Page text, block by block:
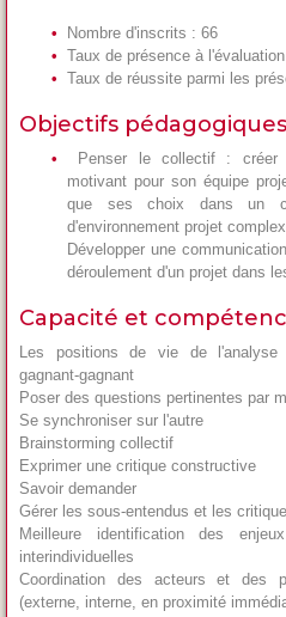
Nombre d'inscrits : 66
Taux de présence à
Taux de réussite parmi les
Objectifs pédagogiques
Penser le collectif : créer
motivant pour son équipe
que ses choix dans un
d'environnement projet
Développer une
déroulement d'un projet dans
Capacité et
Les positions de vie de l'analyse
gagnant-gagnant
Poser des questions pertinentes par
Se synchroniser sur l'autre
Brainstorming collectif
Exprimer une critique constructive
Savoir demander
Gérer les sous-entendus et les
Meilleure identification des
interindividuelles
Coordination des acteurs et des
(externe, interne, en proximité